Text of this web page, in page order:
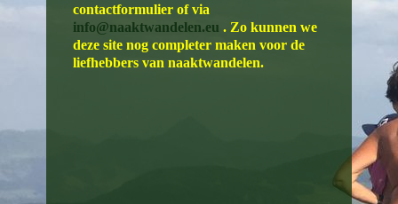
contactformulier of via
info@naaktwandelen.eu . Zo kunnen we
deze site nog completer maken voor de
liefhebbers van naaktwandelen.